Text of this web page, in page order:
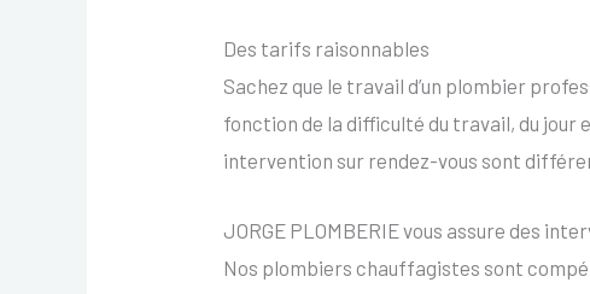
Des tarifs raisonnables
Sachez que le travail d’un plombier
fonction de la difficulté du travail, du jour
intervention sur rendez-vous sont
JORGE PLOMBERIE vous assure des
Nos plombiers chauffagistes sont